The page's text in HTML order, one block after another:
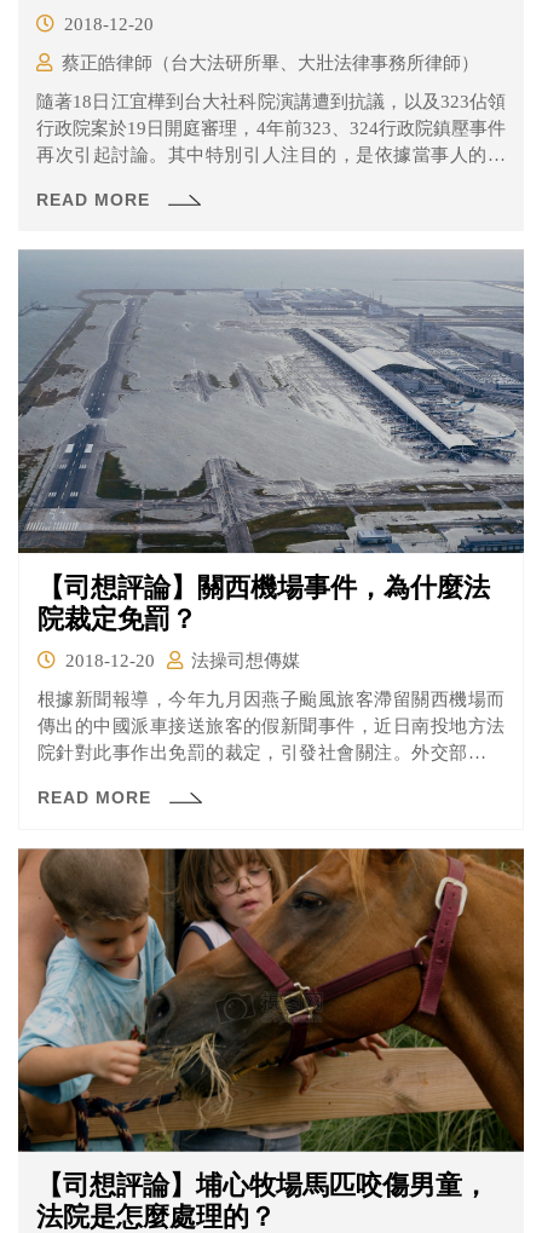
2018-12-20
蔡正皓律師（台大法研所畢、大壯法律事務所律師）
隨著18日江宜樺到台大社科院演講遭到抗議，以及323佔領
行政院案於19日開庭審理，4年前323、324行政院鎮壓事件
再次引起討論。其中特別引人注目的，是依據當事人的說
場，其中包括案發當時的現場指揮官方仰寧。但疑似沒有
READ MORE
【司想評論】關西機場事件，為什麼法
院裁定免罰？
2018-12-20
法操司想傳媒
根據新聞報導，今年九月因燕子颱風旅客滯留關西機場而
傳出的中國派車接送旅客的假新聞事件，近日南投地方法
院針對此事作出免罰的裁定，引發社會關注。外交部針對
READ MORE
【司想評論】埔心牧場馬匹咬傷男童，
法院是怎麼處理的？